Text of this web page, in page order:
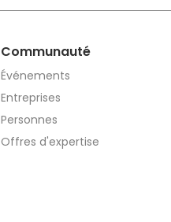
Communauté
Événements
Entreprises
Personnes
Offres d'expertise